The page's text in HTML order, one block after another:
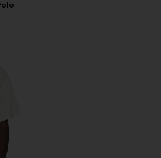
THE MARKET